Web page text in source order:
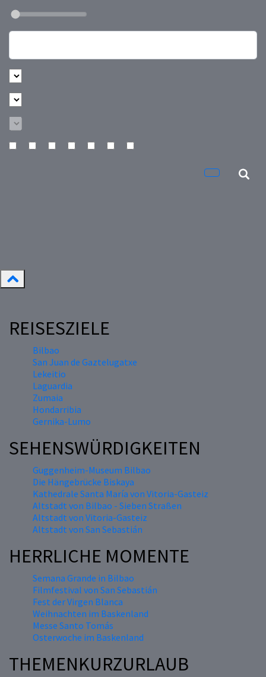
REISESZIELE
Bilbao
San Juan de Gaztelugatxe
Lekeitio
Laguardia
Zumaia
Hondarribia
Gernika-Lumo
SEHENSWÜRDIGKEITEN
Guggenheim-Museum Bilbao
Die Hängebrücke Biskaya
Kathedrale Santa María von Vitoria-Gasteiz
Altstadt von Bilbao - Sieben Straßen
Altstadt von Vitoria-Gasteiz
Altstadt von San Sebastián
HERRLICHE MOMENTE
Semana Grande in Bilbao
Filmfestival von San Sebastián
Fest der Virgen Blanca
Weihnachten im Baskenland
Messe Santo Tomás
Osterwoche im Baskenland
THEMENKURZURLAUB